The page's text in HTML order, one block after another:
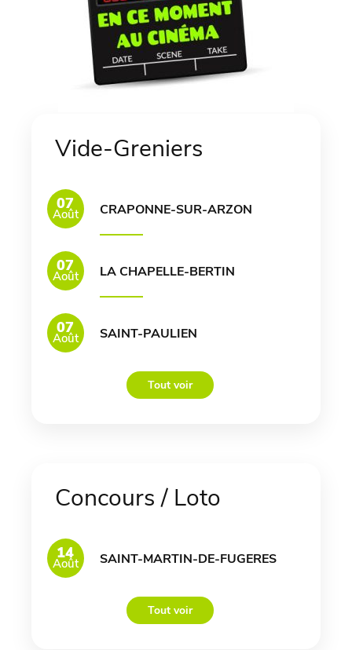
Vide-Greniers
07
Août CRAPONNE-SUR-ARZON
07
Août LA CHAPELLE-BERTIN
07
Août SAINT-PAULIEN
Tout voir
Concours / Loto
14
Août SAINT-MARTIN-DE-FUGERES
Tout voir